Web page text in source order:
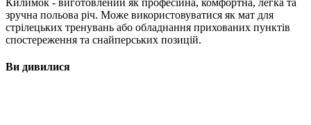
зручна польова річ. Може використовуватися як мат для
стрілецьких тренувань або обладнання прихованих пунктів
спостереження та снайперських позицій.
Ви дивилися